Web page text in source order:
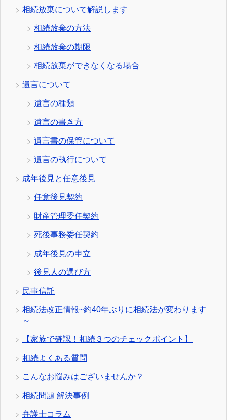
相続放棄について解説します
相続放棄の方法
相続放棄の期限
相続放棄ができなくなる場合
遺言について
遺言の種類
遺言の書き方
遺言書の保管について
遺言の執行について
成年後見と任意後見
任意後見契約
財産管理委任契約
死後事務委任契約
成年後見の申立
後見人の選び方
民事信託
相続法改正情報~約40年ぶりに相続法が変わります
～
【家族で確認！相続３つのチェックポイント】
相続よくある質問
こんなお悩みはございませんか？
相続問題 解決事例
弁護士コラム